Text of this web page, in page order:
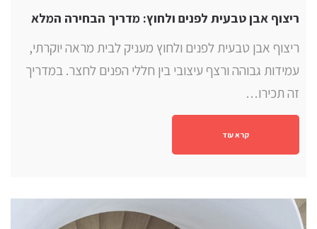
ריצוף אבן טבעית לפנים ולחוץ: מדריך הבחירה המלא
ריצוף אבן טבעית לפנים ולחוץ מעניק לבית מראה יוקרתי,
עמידות גבוהה ורצף עיצובי בין חללי הפנים לחצר. במדריך
זה תכירו…
קרא עוד